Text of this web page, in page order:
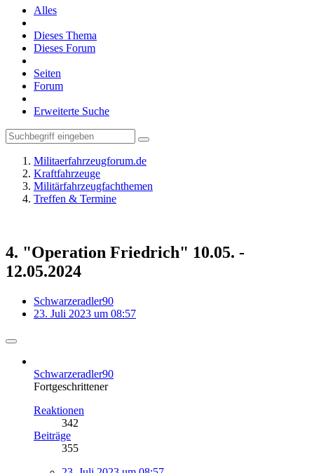
Alles
Dieses Thema
Dieses Forum
Seiten
Forum
Erweiterte Suche
Militaerfahrzeugforum.de
Kraftfahrzeuge
Militärfahrzeugfachthemen
Treffen & Termine
4. "Operation Friedrich" 10.05. -
12.05.2024
Schwarzeradler90
23. Juli 2023 um 08:57
Schwarzeradler90
Fortgeschrittener
Reaktionen
342
Beiträge
355